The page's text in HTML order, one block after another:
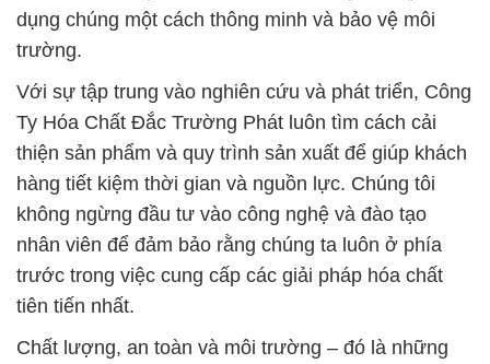
thiện sản phẩm và quy trình sản xuất để giúp khách
hàng tiết kiệm thời gian và nguồn lực. Chúng tôi
không ngừng đầu tư vào công nghệ và đào tạo
nhân viên để đảm bảo rằng chúng ta luôn ở phía
trước trong việc cung cấp các giải pháp hóa chất
tiên tiến nhất.
Chất lượng, an toàn và môi trường – đó là những
giá trị mà chúng tôi đặt lên hàng đầu. Chúng tôi cam
kết tuân thủ mọi quy định về an toàn và bảo vệ môi
trường và luôn hỗ trợ khách hàng trong việc tuân
thủ các quy định này. Chúng tôi tự hào về việc đóng